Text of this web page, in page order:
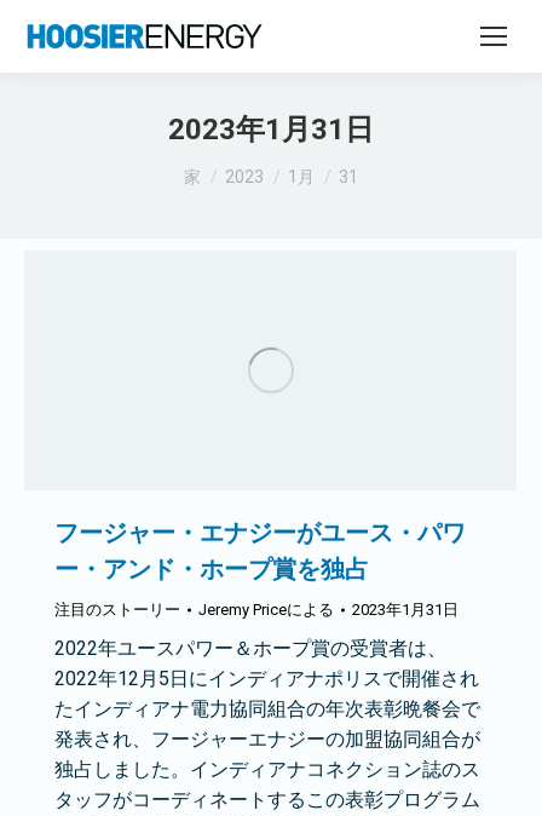
2023年1月31日
あなたはここにいる：
家 2023 1月 31
フージャー・エナジーがユース・パワ
ー・アンド・ホープ賞を独占
注目のストーリー Jeremy Priceによる 2023年1月31日
2022年ユースパワー＆ホープ賞の受賞者は、
2022年12月5日にインディアナポリスで開催され
たインディアナ電力協同組合の年次表彰晩餐会で
発表され、フージャーエナジーの加盟協同組合が
独占しました。インディアナコネクション誌のス
タッフがコーディネートするこの表彰プログラム